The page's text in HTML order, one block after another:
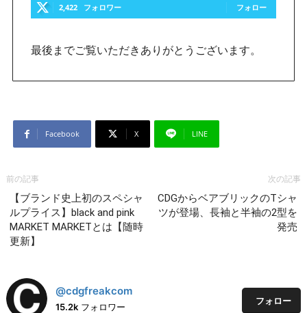
2,422 フォロワー フォロー
最後までご覧いただきありがとうございます。
Facebook X LINE
前の記事
【ブランド史上初のスペシャ
ルプライス】black and pink
MARKET MARKETとは【随時
更新】
次の記事
CDGからベアブリックのTシャ
ツが登場、長袖と半袖の2型を
発売
@cdgfreakcom
15.2kフォロワー
フォロー